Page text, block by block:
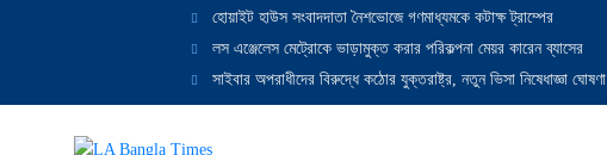
হোয়াইট হাউস সংবাদদাতা নৈশভোজে গণমাধ্যমকে কটাক্ষ ট্রাম্পের
লস এঞ্জেলেস মেট্রোকে ভাড়ামুক্ত করার পরিকল্পনা মেয়র কারেন ব্যাসের
সাইবার অপরাধীদের বিরুদ্ধে কঠোর যুক্তরাষ্ট্র, নতুন ভিসা নিষেধাজ্ঞা ঘোষণা